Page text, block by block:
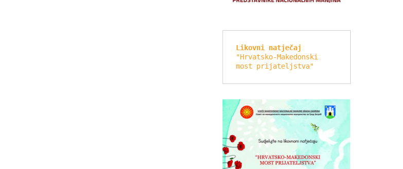
Likovni natječaj
"Hrvatsko-Makedonski
most prijateljstva"